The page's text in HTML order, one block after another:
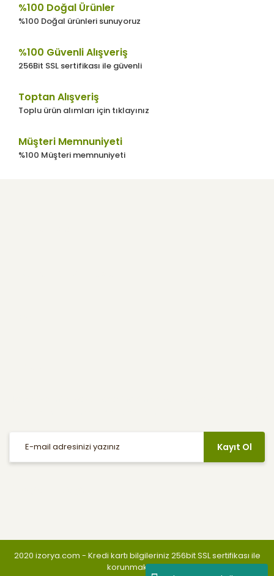
Bu ürüne benzer farklı alternatifler olmalı.
%100 Doğal Ürünler
%100 Doğal ürünleri sunuyoruz
%100 Güvenli Alışveriş
256Bit SSL sertifikası ile güvenli
Toptan Alışveriş
Toplu ürün alımları için tıklayınız
Müşteri Memnuniyeti
%100 Müşteri memnuniyeti
Kayıt Ol
2020 izorya.com - Kredi kartı bilgileriniz 256bit SSL sertifikası ile
korunmaktadır.